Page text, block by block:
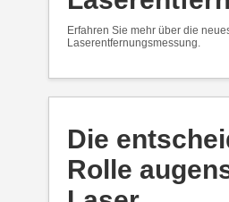
Erfahren Sie mehr über die
Laserentfernungsmessung.
Die
Rolle